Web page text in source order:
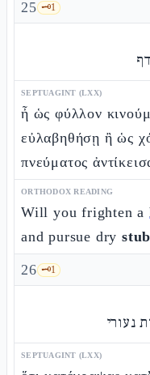
25 🗝️1
SEPTUAGINT (LXX)
ἦ ὡς φύλλον
εὐλαβηθήσῃ ἢ ὡς
πνεύματος
ORTHODOX READING
Will you frighten a
and pursue dry
26 🗝️1
נעורי
SEPTUAGINT (LXX)